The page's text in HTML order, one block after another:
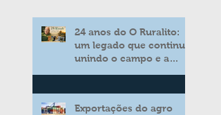
24 anos do O Ruralito:
um legado que continua
unindo o campo e a
Exportações do agro